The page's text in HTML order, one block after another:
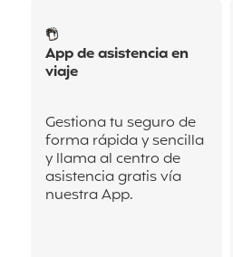
App de asistencia en
viaje
Gestiona tu seguro de
forma rápida y sencilla
y llama al centro de
asistencia gratis vía
nuestra App.